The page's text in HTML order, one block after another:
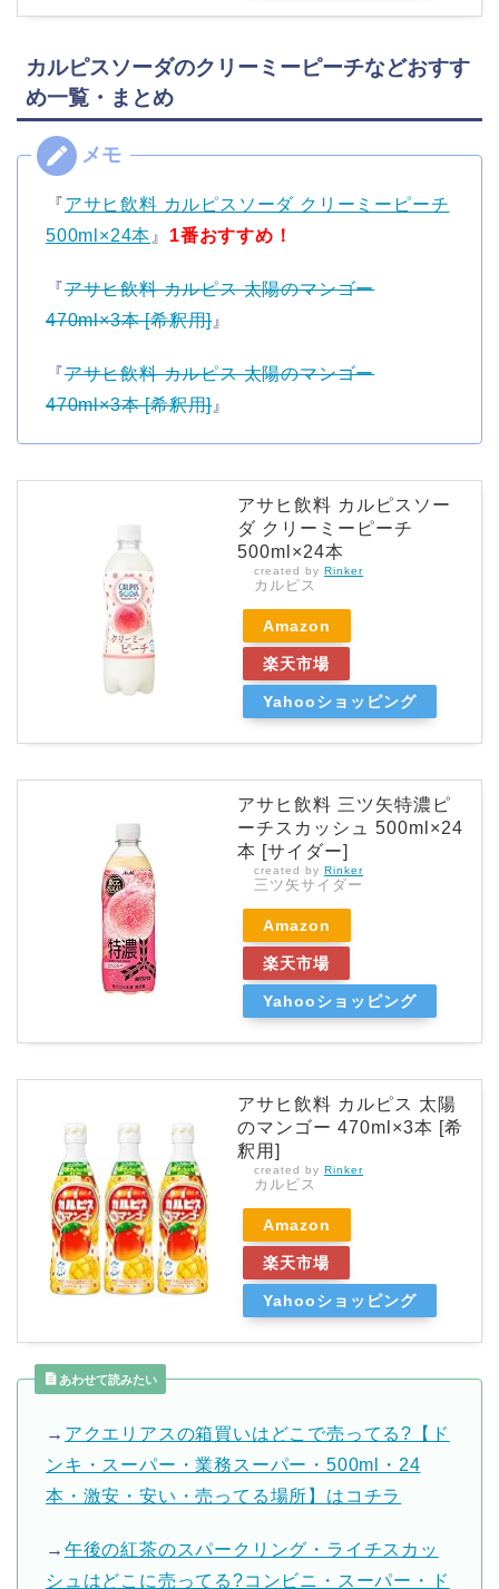
カルピスソーダのクリーミーピーチなどおすす
め一覧・まとめ
『アサヒ飲料 カルピスソーダ クリーミーピーチ
500ml×24本 』 1番おすすめ！
『アサヒ飲料 カルピス 太陽のマンゴー
470ml×3本 [希釈用]』
『アサヒ飲料 カルピス 太陽のマンゴー
470ml×3本 [希釈用]』
アサヒ飲料 カルピスソー
ダ クリーミーピーチ
500ml×24本
created by Rinker
カルピス
Amazon
楽天市場
Yahooショッピング
アサヒ飲料 三ツ矢特濃ピ
ーチスカッシュ 500ml×24
本 [サイダー]
created by Rinker
三ツ矢サイダー
Amazon
楽天市場
Yahooショッピング
アサヒ飲料 カルピス 太陽
のマンゴー 470ml×3本 [希
釈用]
created by Rinker
カルピス
Amazon
楽天市場
Yahooショッピング
あわせて読みたい
→ アクエリアスの箱買いはどこで売ってる?【ド
ンキ・スーパー・業務スーパー・500ml・24
本・激安・安い・売ってる場所】はコチラ
→ 午後の紅茶のスパークリング・ライチスカッ
シュはどこに売ってる?コンビニ・スーパー・ド